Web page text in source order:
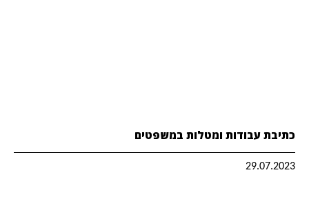
כתיבת עבודות ומטלות במשפטים
29.07.2023